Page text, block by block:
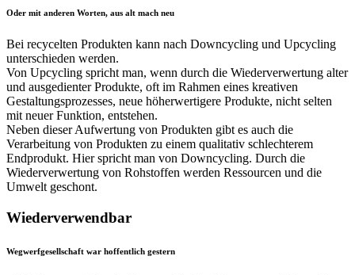
Oder mit anderen Worten, aus alt mach neu
Bei recycelten Produkten kann nach Downcycling und Upcycling
unterschieden werden.
Von Upcycling spricht man, wenn durch die Wiederverwertung alter
und ausgedienter Produkte, oft im Rahmen eines kreativen
Gestaltungsprozesses, neue höherwertigere Produkte, nicht selten
mit neuer Funktion, entstehen.
Neben dieser Aufwertung von Produkten gibt es auch die
Verarbeitung von Produkten zu einem qualitativ schlechterem
Endprodukt. Hier spricht man von Downcycling. Durch die
Wiederverwertung von Rohstoffen werden Ressourcen und die
Umwelt geschont.
Wiederverwendbar
Wegwerfgesellschaft war hoffentlich gestern